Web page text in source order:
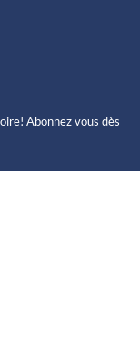
Abonnez vous dès